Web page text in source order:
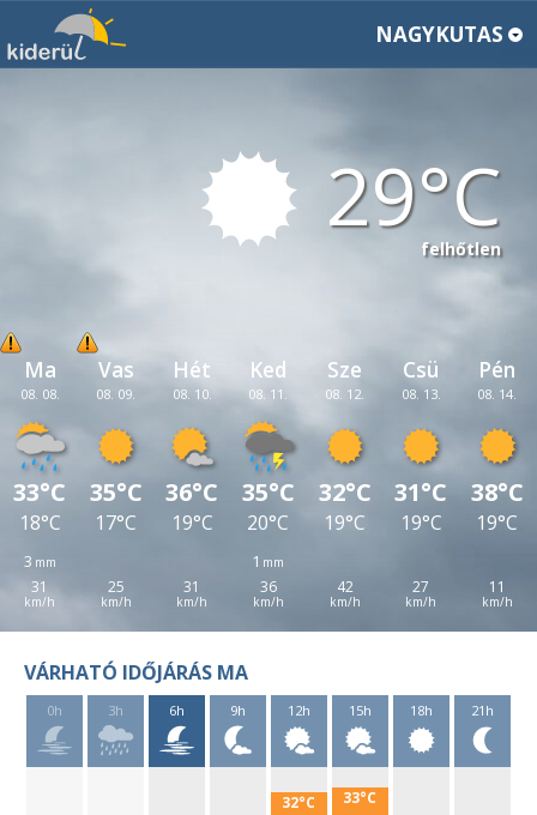
NAGYKUTAS
29
felhőtlen
Ma
08. 08.
33°C
18°C
3
31
Vas
08. 09.
35°C
17°C
25
Hét
08. 10.
36°C
19°C
31
Ked
08. 11.
35°C
20°C
1
36
Sze
08. 12.
32°C
19°C
42
Csü
08. 13.
31°C
19°C
27
Pén
08. 14.
38°C
19°C
11
VÁRHATÓ IDŐJÁRÁS MA
0h 3h 6h 9h 12h
32°C
15h
33°C
18h 21h